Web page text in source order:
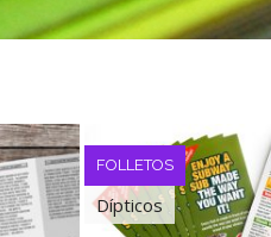
PACKAGING
Packaging